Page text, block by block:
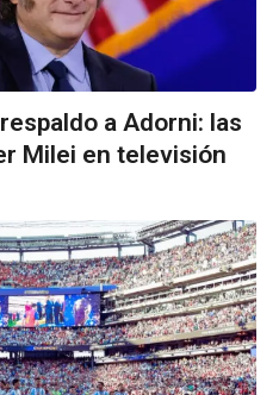
a Adorni: las
Milei en televisión